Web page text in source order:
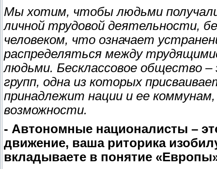
Мы хотим, чтобы людьми
личной трудовой деятельности,
человеком, что означает
распределяться между
людьми. Бесклассовое общество
групп, одна из которых
принадлежит нации и ее
возможности.
- Автономные националисты –
движение, ваша риторика
вкладываете в понятие